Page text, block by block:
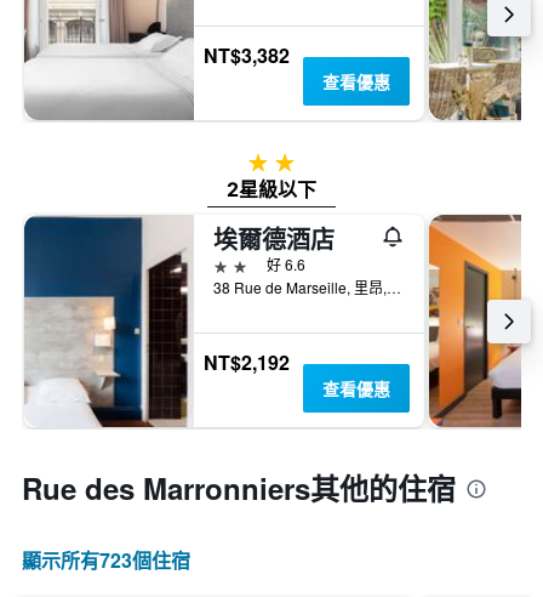
NT$3,382
查看優惠
2星級
2星級以下
埃爾德酒店
2星級
好 6.6
38 Rue de Marseille, 里昂, Lyon Metropolis, 法國
NT$2,192
查看優惠
Rue des Marronniers​其他的住宿
顯示所有723​個住宿